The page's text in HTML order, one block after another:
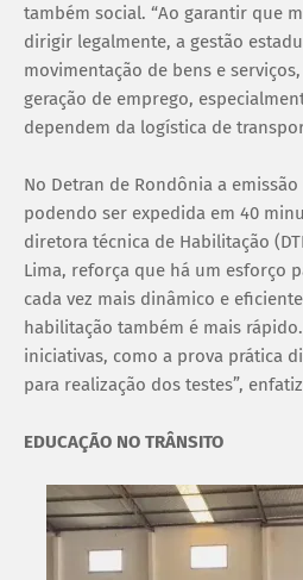
também social. “Ao garantir que
dirigir legalmente, a gestão
movimentação de bens e
geração de emprego,
dependem da logística de
No Detran de Rondônia a emissão
podendo ser expedida em 40
diretora técnica de Habilitação
Lima, reforça que há um esforço
cada vez mais dinâmico e
habilitação também é mais
iniciativas, como a prova prática
para realização dos testes”,
EDUCAÇÃO NO TRÂNSITO